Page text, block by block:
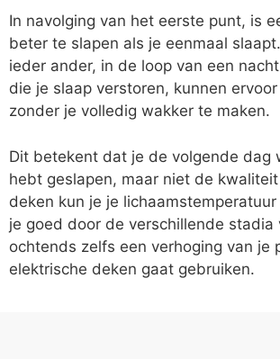
In navolging van het eerste punt, is
beter te slapen als je eenmaal
ieder ander, in de loop van een
die je slaap verstoren, kunnen
zonder je volledig wakker te maken.
Dit betekent dat je de volgende dag
hebt geslapen, maar niet de
deken kun je je
je goed door de verschillende stadia
ochtends zelfs een verhoging van je
elektrische deken gaat gebruiken.